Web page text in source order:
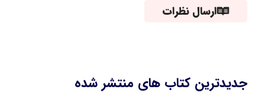
ارسال نظرات
جدیدترین کتاب های منتشر شده